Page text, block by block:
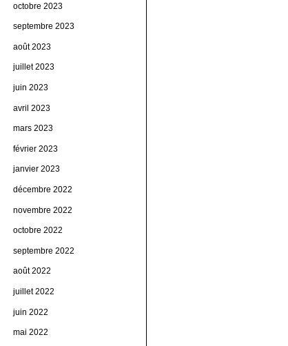
octobre 2023
septembre 2023
août 2023
juillet 2023
juin 2023
avril 2023
mars 2023
février 2023
janvier 2023
décembre 2022
novembre 2022
octobre 2022
septembre 2022
août 2022
juillet 2022
juin 2022
mai 2022